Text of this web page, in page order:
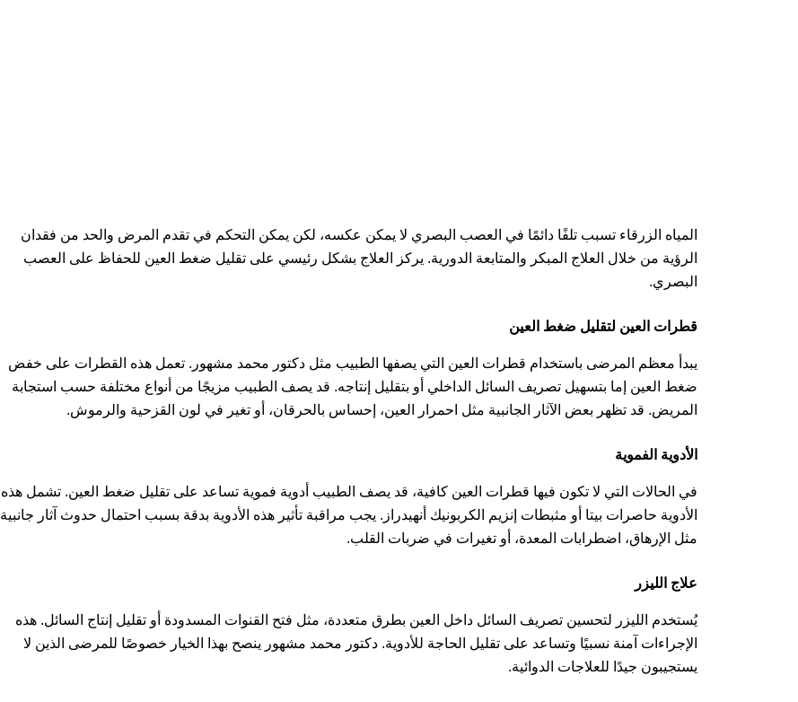
المياه الزرقاء تسبب تلفًا دائمًا في العصب البصري لا يمكن عكسه، لكن يمكن التحكم في تقدم المرض والحد من فقدان
الرؤية من خلال العلاج المبكر والمتابعة الدورية. يركز العلاج بشكل رئيسي على تقليل ضغط العين للحفاظ على العصب
البصري.
قطرات العين لتقليل ضغط العين
يبدأ معظم المرضى باستخدام قطرات العين التي يصفها الطبيب مثل دكتور محمد مشهور. تعمل هذه القطرات على خفض
ضغط العين إما بتسهيل تصريف السائل الداخلي أو بتقليل إنتاجه. قد يصف الطبيب مزيجًا من أنواع مختلفة حسب استجابة
المريض. قد تظهر بعض الآثار الجانبية مثل احمرار العين، إحساس بالحرقان، أو تغير في لون القزحية والرموش.
الأدوية الفموية
في الحالات التي لا تكون فيها قطرات العين كافية، قد يصف الطبيب أدوية فموية تساعد على تقليل ضغط العين. تشمل هذه
الأدوية حاصرات بيتا أو مثبطات إنزيم الكربونيك أنهيدراز. يجب مراقبة تأثير هذه الأدوية بدقة بسبب احتمال حدوث آثار جانبية
مثل الإرهاق، اضطرابات المعدة، أو تغيرات في ضربات القلب.
علاج الليزر
يُستخدم الليزر لتحسين تصريف السائل داخل العين بطرق متعددة، مثل فتح القنوات المسدودة أو تقليل إنتاج السائل. هذه
الإجراءات آمنة نسبيًا وتساعد على تقليل الحاجة للأدوية. دكتور محمد مشهور ينصح بهذا الخيار خصوصًا للمرضى الذين لا
يستجيبون جيدًا للعلاجات الدوائية.